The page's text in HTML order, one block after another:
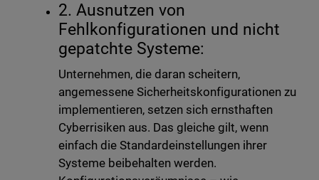
2. Ausnutzen von
Fehlkonfigurationen und nicht
gepatchte Systeme:
Unternehmen, die daran scheitern,
angemessene Sicherheitskonfigurationen zu
implementieren, setzen sich ernsthaften
Cyberrisiken aus. Das gleiche gilt, wenn
einfach die Standardeinstellungen ihrer
Systeme beibehalten werden.